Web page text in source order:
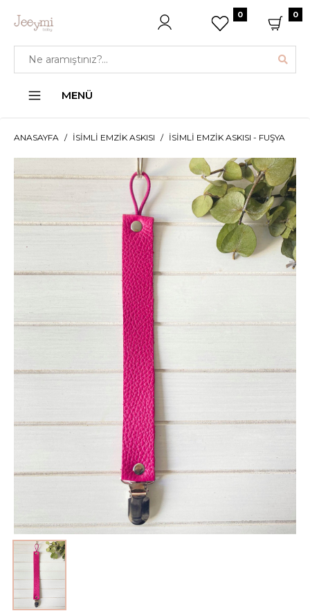
0 0
MENÜ
ANASAYFA İSIMLI EMZIK ASKISI İSIMLI EMZIK ASKISI - FUŞYA